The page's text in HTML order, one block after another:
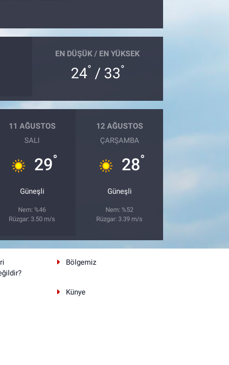
EN DÜŞÜK / EN YÜKSEK
24° / 33°
11 AĞUSTOS
SALI
29°
Güneşli
Nem: %46
Rüzgar: 3.50 m/s
12 AĞUSTOS
ÇARŞAMBA
28°
Güneşli
Nem: %52
Rüzgar: 3.39 m/s
Bölgemiz
Künye